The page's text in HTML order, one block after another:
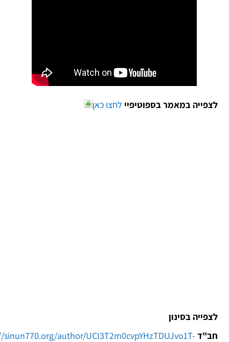
לצפייה במאמר בספוטיפיי לחצו כאן
לצפייה בסינון
חב"ד author/UCI3T2m0cvpYHzTDUJvo1T-